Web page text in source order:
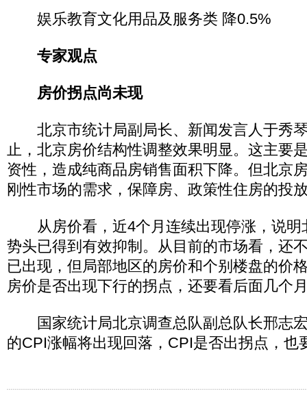
娱乐教育文化用品及服务类 降0.5%
专家观点
房价拐点尚未现
北京市统计局副局长、新闻发言人于秀
止，北京房价结构性调整效果明显。这主要
资性，造成纯商品房销售面积下降。但北京
刚性市场的需求，保障房、政策性住房的投
从房价看，近4个月连续出现停涨，说明
势头已得到有效抑制。从目前的市场看，还
已出现，但局部地区的房价和个别楼盘的价
房价是否出现下行的拐点，还要看后面几个
国家统计局北京调查总队副总队长邢志
的CPI涨幅将出现回落，CPI是否出拐点，也